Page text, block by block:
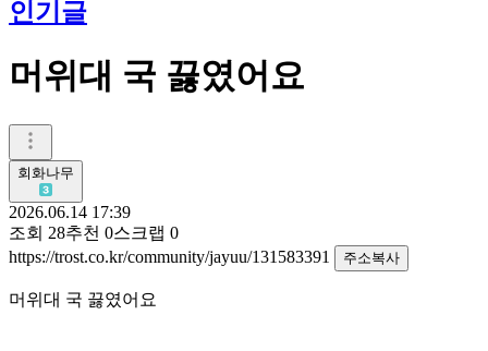
인기글
머위대 국 끓였어요
회화나무
2026.06.14 17:39
조회 28추천 0스크랩 0
https://trost.co.kr/community/jayuu/131583391
주소복사
머위대 국 끓였어요